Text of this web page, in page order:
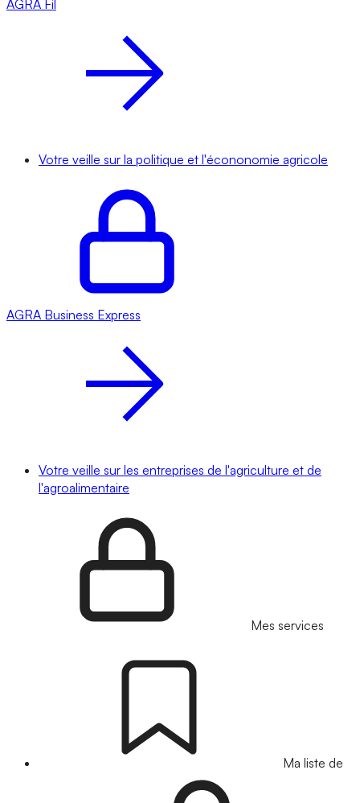
AGRA Fil
Votre veille sur la politique et l'écononomie agricole
AGRA Business Express
Votre veille sur les entreprises de l'agriculture et de
l'agroalimentaire
Mes services
Ma liste de